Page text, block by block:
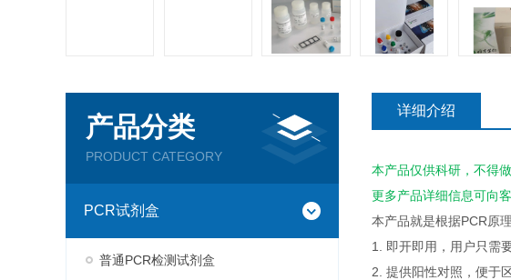
产品分类
PRODUCT CATEGORY
PCR试剂盒
普通PCR检测试剂盒
详细介绍
本产品仅供科研，不得
更多产品详细信息可向
本产品就是根据PCR原
1. 即开即用，用户只需
2. 提供阳性对照，便于